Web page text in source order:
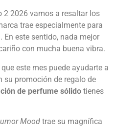
2 2026 vamos a resaltar los
trae especialmente para
este sentido, nada mejor
con mucha buena vibra.
este mes puede ayudarte a
su promoción de regalo de
de perfume sólido tienes
Mood trae su magnífica